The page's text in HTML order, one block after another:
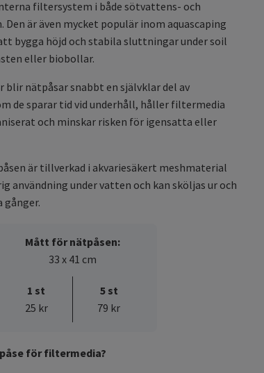
filtersystem i både sötvattens- och
är även mycket populär inom aquascaping
bygga höjd och stabila sluttningar under soil
eller biobollar.
blir nätpåsar snabbt en självklar del av
de sparar tid vid underhåll, håller filtermedia
och minskar risken för igensatta eller
är tillverkad i akvariesäkert meshmaterial
användning under vatten och kan sköljas ur och
gånger.
Mått för nätpåsen:
33 x 41 cm
1 st
25 kr
5 st
79 kr
för filtermedia?